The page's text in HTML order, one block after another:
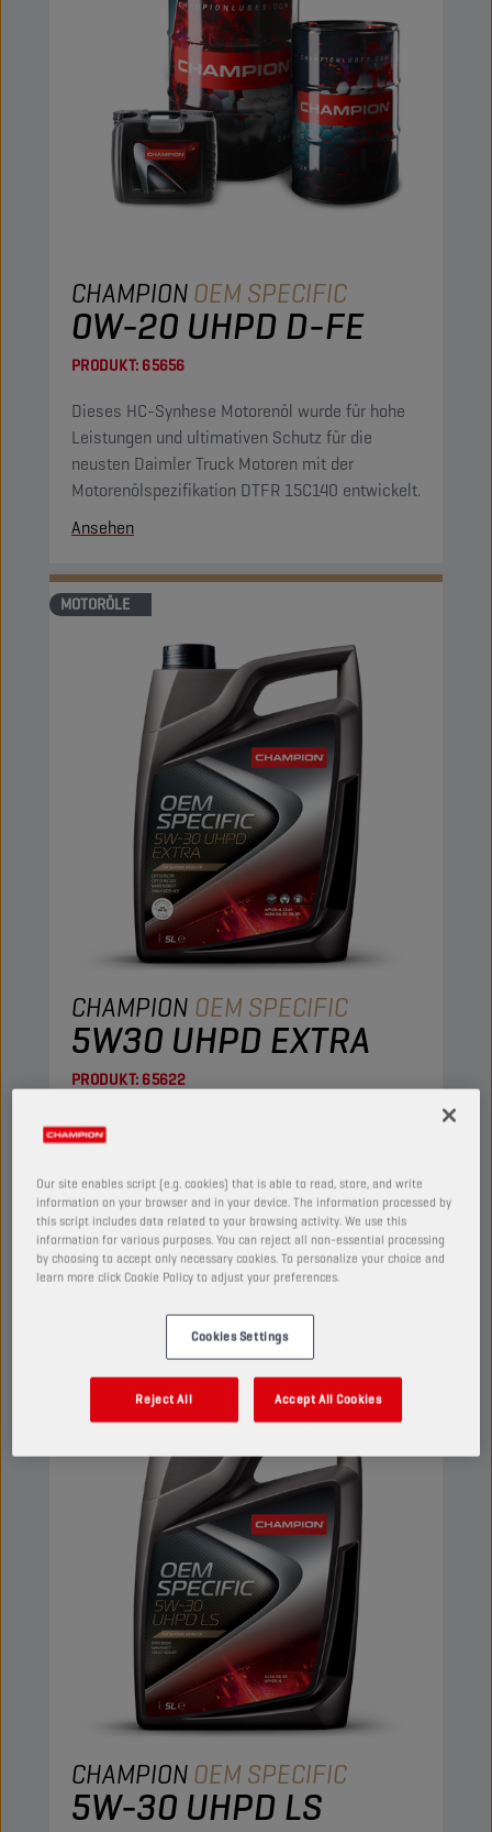
CHAMPIONOEM SPECIFIC
0W-20 UHPD D-FE
PRODUKT: 65656
Dieses HC-Synhese Motorenöl wurde für hohe
Leistungen und ultimativen Schutz für die
neusten Daimler Truck Motoren mit der
Motorenölspezifikation DTFR 15C140 entwickelt.
Ansehen
MOTORÖLE
CHAMPION OEM SPECIFIC
5W30 UHPD EXTRA
PRODUKT: 65622
HC-Synthetisches Motoröl mit höherer
Oxidationsstabilität und Beständigkeit gegen
Ölverschäumung. Hohe Scherfestigkeit und
Bewahrung seiner herausragenden
Eigenschaften während der gesamten Zeit
zwischen den Ölwechseln.
CHAMPIONOEM SPECIFIC
5W-30 UHPD LS
Our site enables script (e.g. cookies) that is able to read, store, and write
information on your browser and in your device. The information processed by
this script includes data related to your browsing activity. We use this
information for various purposes. You can reject all non-essential processing
by choosing to accept only necessary cookies. To personalize your choice and
learn more click Cookie Policy to adjust your preferences.
Cookies Settings
Reject All Accept All Cookies